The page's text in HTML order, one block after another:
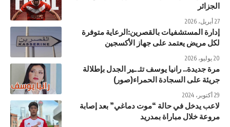
الجزائر
27 أبريل، 2026
إدارة المستشفيات بالقصرين:الرعاية متوفرة
لكل مريض يعتمد على جهاز الأكسجين
20 يوليو، 2026
مرة جديدة.. رانيا يوسف تثـ ـير الجدل بإطلالة
جريئة على السجادة الحمراء(صور)
29 أكتوبر، 2024
لاعب يدخل في حالة “موت دماغي” بعد إصابة
مروعة خلال مباراة بمدريد